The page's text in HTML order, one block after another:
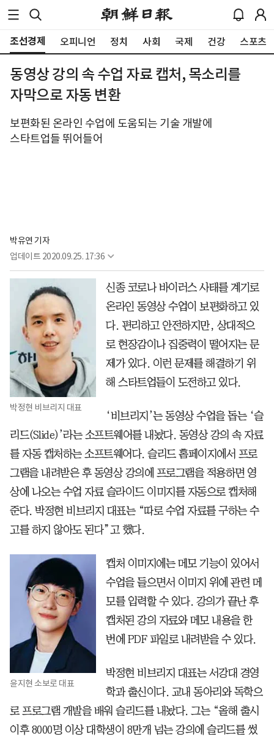
조선경제 오피니언 정치 사회 국제 건강 스포츠
동영상 강의 속 수업 자료 캡처, 목소리를
자막으로 자동 변환
보편화된 온라인 수업에 도움되는 기술 개발에
스타트업들 뛰어들어
박유연 기자
업데이트 2020.09.25. 17:36
박정현 비브리지 대표
신종 코로나 바이러스 사태를 계기로
온라인 동영상 수업이 보편화하고 있
다. 편리하고 안전하지만, 상대적으
로 현장감이나 집중력이 떨어지는 문
제가 있다. 이런 문제를 해결하기 위
해 스타트업들이 도전하고 있다.
‘비브리지’는 동영상 수업을 돕는 ‘슬
리드(Slide)’라는 소프트웨어를 내놨다. 동영상 강의 속 자료
를 자동 캡처하는 소프트웨어다. 슬리드 홈페이지에서 프로
그램을 내려받은 후 동영상 강의에 프로그램을 적용하면 영
상에 나오는 수업 자료 슬라이드 이미지를 자동으로 캡처해
준다. 박정현 비브리지 대표는 “따로 수업 자료를 구하는 수
고를 하지 않아도 된다”고 했다.
윤지현 소보로 대표
캡처 이미지에는 메모 기능이 있어서
수업을 들으면서 이미지 위에 관련 메
모를 입력할 수 있다. 강의가 끝난 후
캡처된 강의 자료와 메모 내용을 한
번에 PDF 파일로 내려받을 수 있다.
박정현 비브리지 대표는 서강대 경영
학과 출신이다. 교내 동아리와 독학으
로 프로그램 개발을 배워 슬리드를 내놨다. 그는 “올해 출시
이후 8000명 이상 대학생이 8만개 넘는 강의에 슬리드를 썼